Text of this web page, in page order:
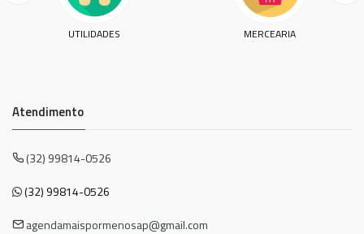
UTILIDADES MERCEARIA
Atendimento
(32) 99814-0526
(32) 99814-0526
agendamaispormenosap@gmail.com